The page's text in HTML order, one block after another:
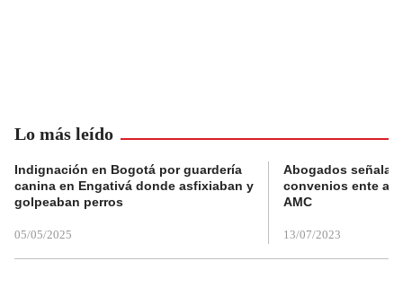
Lo más leído
Indignación en Bogotá por guardería
canina en Engativá donde asfixiaban y
golpeaban perros
05/05/2025
Abogados
convenios ente
AMC
13/07/2023